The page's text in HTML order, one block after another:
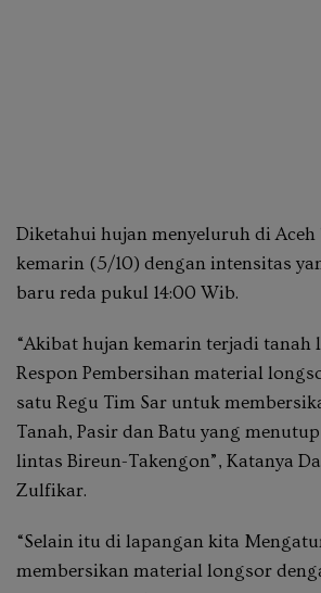
Diketahui hujan menyeluruh di Aceh
kemarin (5/10) dengan intensitas
baru reda pukul 14:00 Wib.
“Akibat hujan kemarin terjadi tanah
Respon Pembersihan material
satu Regu Tim Sar untuk
Tanah, Pasir dan Batu yang
lintas Bireun-Takengon”, Katanya
Zulfikar.
“Selain itu di lapangan kita
membersikan material longsor